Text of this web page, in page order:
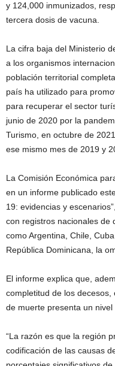
y 124,000 inmunizados,
tercera dosis de vacuna.
La cifra baja del Ministerio
a los organismos
población territorial
país ha utilizado para
para recuperar el sector
junio de 2020 por la
Turismo, en octubre de
ese mismo mes de 2019 y
La Comisión Económica
en un informe publicado
19: evidencias y
con registros nacionales de
como Argentina, Chile,
República Dominicana, la
El informe explica que,
completitud de los
de muerte presenta un nivel
“La razón es que la región
codificación de las causas